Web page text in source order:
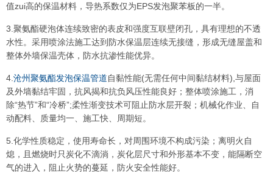
值zui高的保温材料，导热系数仅为EPS发泡聚苯板的一半。
3.聚氨酯硬泡体连续致密的表皮和强度互联壁闭孔，具有理想的不透
水性。采用喷涂法施工达到防水保温层连续无接缝，形成无缝屋盖和
整体外墙保温壳体，防水抗渗性能优异。
4. 沧州聚氨酯发泡保温管道自黏性能(无需任何中间黏结材料),与屋面
及外墙黏结牢固，抗风揭和抗负风压性能良好；整体喷涂施工，消
除“热节”和“冷桥”;柔性渐变技术可阻止防水层开裂；机械化作业、自
动配料、质量均一、施工快、周期短。
5.化学性质稳定，使用寿命长，对周围环境不构成污染；离明火自
熄，且燃烧时只炭化不滴淌，炭化层尺寸和外形基本不变，能隔断空
气的进入，阻止火势的蔓延，防火安全性能好。